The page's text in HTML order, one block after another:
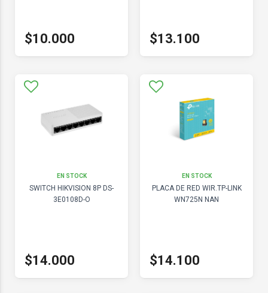
$10.000 $13.100
EN STOCK
SWITCH HIKVISION 8P DS-
3E0108D-O
$14.000
EN STOCK
PLACA DE RED WIR.TP-LINK
WN725N NAN
$14.100